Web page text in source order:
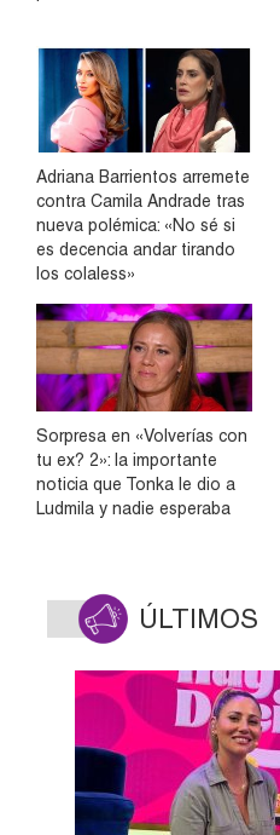
Adriana Barrientos arremete
contra Camila Andrade tras
nueva polémica: «No sé si
es decencia andar tirando
los colaless»
Sorpresa en «Volverías con
tu ex? 2»: la importante
noticia que Tonka le dio a
Ludmila y nadie esperaba
ÚLTIMOS